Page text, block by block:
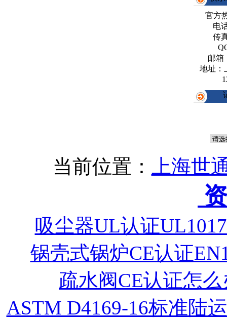
官方
电
传
邮箱
地址：
当前位置： 上海世
吸尘器UL认证
锅壳式锅炉CE认证
疏水阀CE认证怎
ASTM D4169-16标准陆